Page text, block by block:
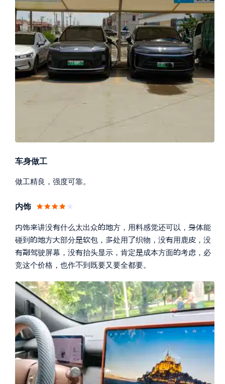
车身做工
做工精良，强度可靠。
内饰
饰讲没什么太出众方，用料感觉还可以， 体能
碰到 方部分包， 处用织物，没用鹿 ，没
驾驶屏幕，没抬头显示，肯定成本方面考虑，必
竞这个价格，也作到既要又要全都要。